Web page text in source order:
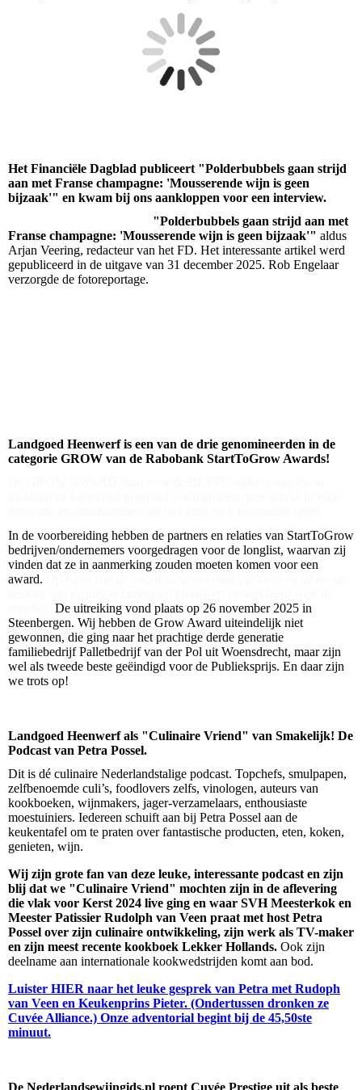
Het Financiële Dagblad publiceert "Polderbubbels gaan strijd
aan met Franse champagne: 'Mousserende wijn is geen
bijzaak'" en kwam bij ons aankloppen voor een interview.
"Polderbubbels gaan strijd aan met
Franse champagne: 'Mousserende wijn is geen bijzaak'" aldus
Arjan Veering, redacteur van het FD. Het interessante artikel werd
gepubliceerd in de uitgave van 31 december 2025. Rob Engelaar
verzorgde de fotoreportage.
Landgoed Heenwerf is een van de drie genomineerden in de
categorie GROW van de Rabobank StartToGrow Awards!
In de voorbereiding hebben de partners en relaties van StartToGrow
bedrijven/ondernemers voorgedragen voor de longlist, waarvan zij
vinden dat ze in aanmerking zouden moeten komen voor een
award.
De uitreiking vond plaats op 26 november 2025 in
Steenbergen. Wij hebben de Grow Award uiteindelijk niet
gewonnen, die ging naar het prachtige derde generatie
familiebedrijf Palletbedrijf van der Pol uit Woensdrecht, maar zijn
wel als tweede beste geëindigd voor de Publieksprijs. En daar zijn
we trots op!
Landgoed Heenwerf als "Culinaire Vriend" van Smakelijk! De
Podcast van Petra Possel.
Dit is dé culinaire Nederlandstalige podcast. Topchefs, smulpapen,
zelfbenoemde culi’s, foodlovers zelfs, vinologen, auteurs van
kookboeken, wijnmakers, jager-verzamelaars, enthousiaste
moestuiniers. Iedereen schuift aan bij Petra Possel aan de
keukentafel om te praten over fantastische producten, eten, koken,
genieten, wijn.
Wij zijn grote fan van deze leuke, interessante podcast en zijn
blij dat we "Culinaire Vriend" mochten zijn in de aflevering
die vlak voor Kerst 2024 live ging en waar SVH Meesterkok en
Meester Patissier Rudolph van Veen praat met host Petra
Possel over zijn culinaire ontwikkeling, zijn werk als TV-maker
en zijn meest recente kookboek Lekker Hollands. Ook zijn
deelname aan internationale kookwedstrijden komt aan bod.
Luister HIER naar het leuke gesprek van Petra met Rudoph
van Veen en Keukenprins Pieter. (Ondertussen dronken ze
Cuvée Alliance.) Onze adventorial begint bij de 45,50ste
minuut.
De Nederlandsewijngids.nl roept Cuvée Prestige uit als beste